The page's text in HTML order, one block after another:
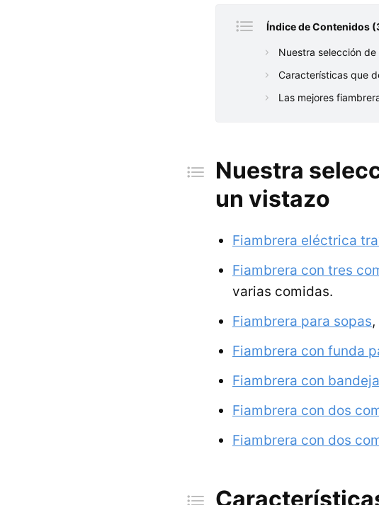
Índice de Contenidos
Nuestra selección
Características que
Las mejores
Nuestra
un vistazo
Fiambrera eléctrica
Fiambrera con tres
varias comidas.
Fiambrera para sopas
Fiambrera con funda
Fiambrera con
Fiambrera con dos
Fiambrera con dos